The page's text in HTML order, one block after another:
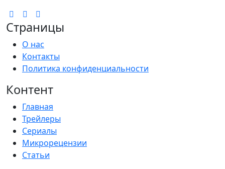
Страницы
О нас
Контакты
Политика конфиденциальности
Контент
Главная
Трейлеры
Сериалы
Микрорецензии
Статьи